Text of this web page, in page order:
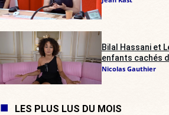
Bilal Hassani et
enfants cachés
Nicolas Gauthier
LES PLUS LUS DU MOIS